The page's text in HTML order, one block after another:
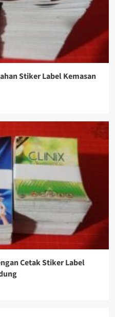
Stiker Label Kemasan
Cetak Stiker Label